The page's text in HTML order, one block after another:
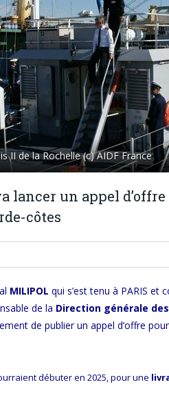
II de la Rochelle (c) AIDF France
lancer un appel
côtes
MILIPOL qui s’est tenu à PARIS et
de la Direction générale
de publier un appel d’offre
débuter en 2025, pour une